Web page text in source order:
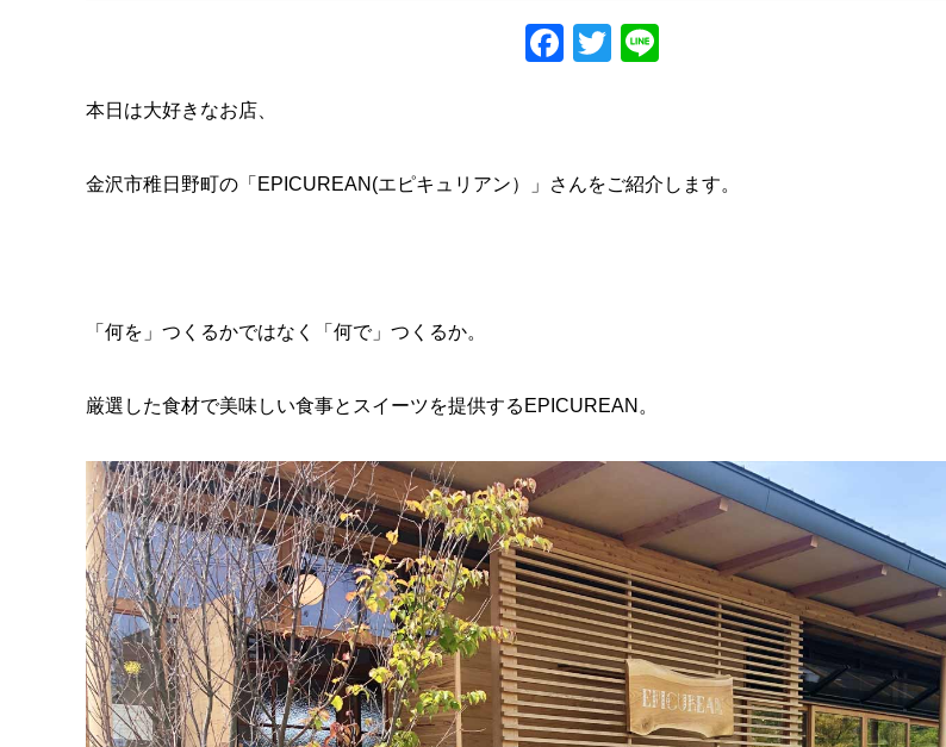
Facebook
Twitter
本日は大好きなお店、
金沢市稚日野町の「EPICUREAN(エピキュリアン）」さんをご紹介します。
「何を」つくるかではなく「何で」つくるか。
厳選した食材で美味しい食事とスイーツを提供するEPICUREAN。